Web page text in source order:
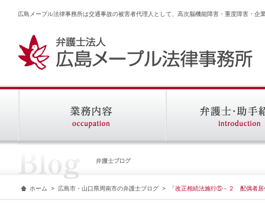
広島メープル法律事務所は交通事故の被害者代理人として、高次脳機能障害・重度障害・企
ホーム > 広島市・山口県周南市の弁護士ブログ > 「改正相続法施行⑤－２ 配偶者居